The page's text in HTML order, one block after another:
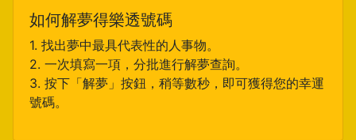
如何解夢得樂透號碼
1. 找出夢中最具代表性的人事物。
2. 一次填寫一項，分批進行解夢查詢。
3. 按下「解夢」按鈕，稍等數秒，即可獲得您的幸運
號碼。